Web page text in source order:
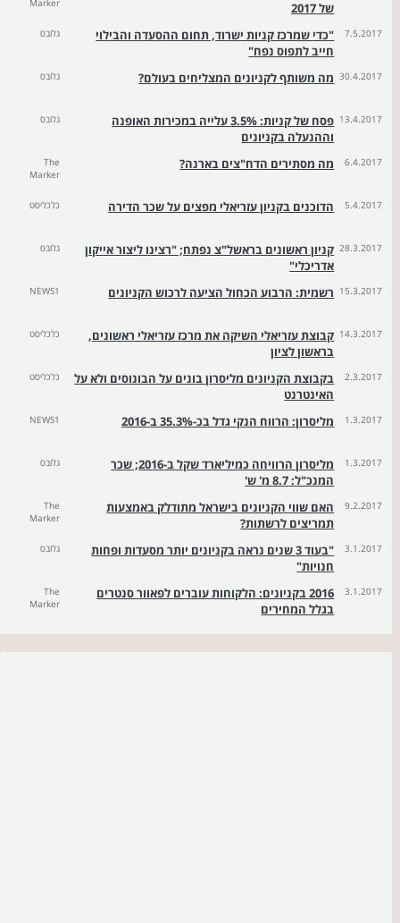
של 2017
Marker
7.5.2017
"כדי שמרכז קניות ישרוד, תחום ההסעדה והבילוי
חייב לתפוס נפח"
גלובס
30.4.2017 מה משותף לקניונים המצליחים בעולם? גלובס
13.4.2017
פסח של קניות: 3.5% עלייה במכירות האופנה
וההנעלה בקניונים
גלובס
6.4.2017 מה מסתירים הדח"צים בארנה?
The
Marker
5.4.2017 הדוכנים בקניון עזריאלי מפצים על שכר הדירה כלכליסט
28.3.2017 קניון ראשונים בראשל"צ נפתח; "רצינו ליצור אייקון
אדריכלי"
גלובס
15.3.2017 רשמית: הרבוע הכחול הציעה לרכוש הקניונים NEWS1
14.3.2017 קבוצת עזריאלי השיקה את מרכז עזריאלי ראשונים,
בראשון לציון
כלכליסט
2.3.2017
בקבוצת הקניונים מליסרון בונים על הבונוסים ולא על
האינטרנט
כלכליסט
1.3.2017 מליסרון: הרווח הנקי גדל בכ-35.3% ב-2016 NEWS1
1.3.2017
מליסרון הרוויחה כמיליארד שקל ב-2016; שכר
המנכ"ל: 8.7 מ' ש'
גלובס
9.2.2017
האם שווי הקניונים בישראל מתודלק באמצעות
תמריצים לרשתות?
The
Marker
3.1.2017
"בעוד 3 שנים נראה בקניונים יותר מסעדות ופחות
חנויות"
גלובס
3.1.2017
2016 בקניונים: הלקוחות עוברים לפאוור סנטרים
בגלל המחירים
The
Marker